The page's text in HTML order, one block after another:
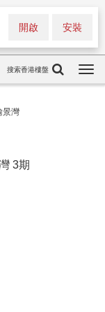
安裝
開啟
搜索香港樓盤
景灣
3期